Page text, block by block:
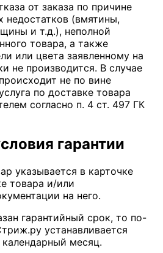
от заказа по причине
недостатков (вмятины,
и т.д.), неполной
товара, а также
или цвета заявленному на
не производится. В случае
не по вине
по доставке товара
согласно п. 4 ст. 497 ГК
гарантии
указывается в карточке
товара и/или
на него.
гарантийный срок, то по-
устанавливается
месяц.